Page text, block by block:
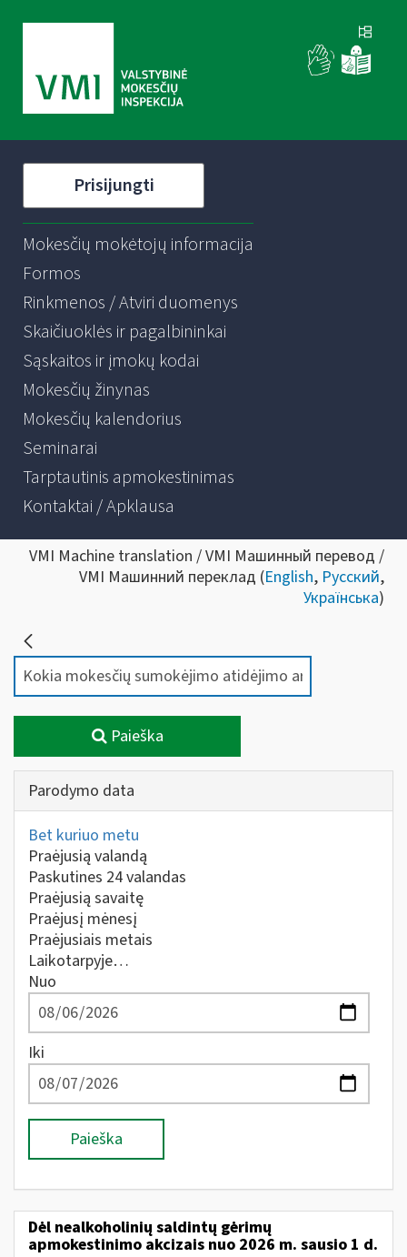
Prisijungti
Mokesčių mokėtojų informacija
Formos
Rinkmenos / Atviri duomenys
Skaičiuoklės ir pagalbininkai
Sąskaitos ir įmokų kodai
Mokesčių žinynas
Mokesčių kalendorius
Seminarai
Tarptautinis apmokestinimas
Kontaktai / Apklausa
VMI Machine translation / VMI Машинный перевод /
VMI Машинний переклад (English, Русский,
Українська)
Paieška
Parodymo data
Bet kuriuo metu
Praėjusią valandą
Paskutines 24 valandas
Praėjusią savaitę
Praėjusį mėnesį
Praėjusiais metais
Laikotarpyje…
Nuo
Iki
Paieška
Dėl nealkoholinių saldintų gėrimų
apmokestinimo akcizais nuo 2026 m. sausio 1 d.